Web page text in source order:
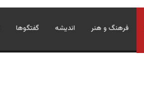
فرهنگ و هنر اندیشه گفتگوها